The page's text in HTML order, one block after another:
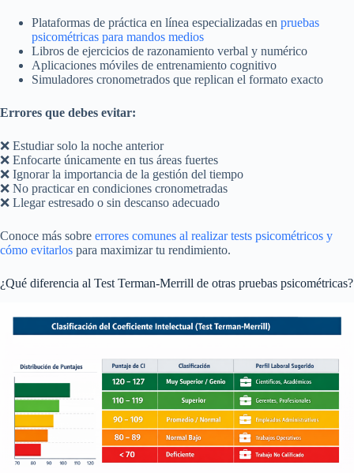
Plataformas de práctica en línea especializadas en pruebas
psicométricas para mandos medios
Libros de ejercicios de razonamiento verbal y numérico
Aplicaciones móviles de entrenamiento cognitivo
Simuladores cronometrados que replican el formato exacto
Errores que debes evitar:
❌ Estudiar solo la noche anterior
❌ Enfocarte únicamente en tus áreas fuertes
❌ Ignorar la importancia de la gestión del tiempo
❌ No practicar en condiciones cronometradas
❌ Llegar estresado o sin descanso adecuado
Conoce más sobre errores comunes al realizar tests psicométricos y
cómo evitarlos para maximizar tu rendimiento.
¿Qué diferencia al Test Terman-Merrill de otras pruebas psicométricas?